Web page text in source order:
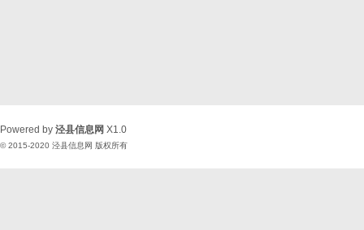
Powered by 泾县信息网 X1.0
© 2015-2020 泾县信息网 版权所有